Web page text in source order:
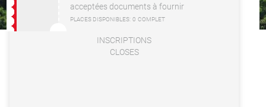
acceptées documents à fournir
PLACES DISPONIBLES: 0 COMPLET
INSCRIPTIONS
CLOSES